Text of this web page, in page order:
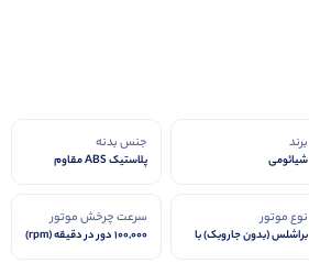
برند
شیائومی
جنس بدنه
پلاستیک ABS مقاوم
نوع موتور
براشلس (بدون جاروبک) با
سرعت چرخش موتور
100,000 دور در دقیقه (rpm)